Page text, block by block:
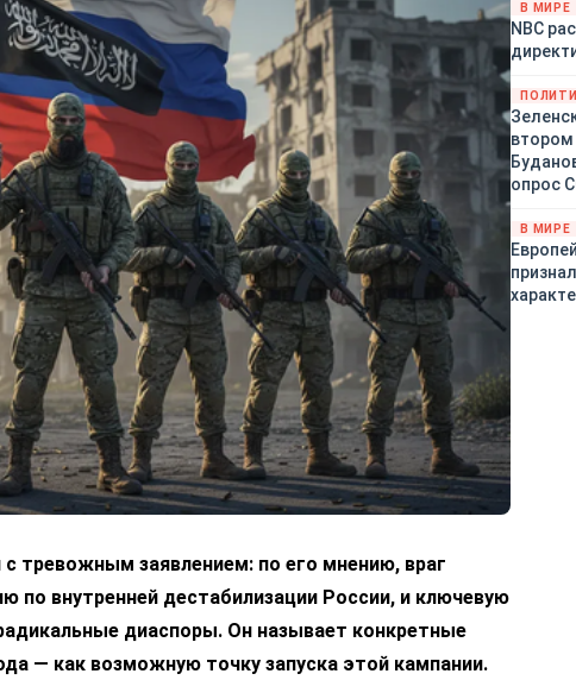
тревожным заявлением: по его мнению, враг
по внутренней дестабилизации России, и ключевую
диаспоры. Он называет конкретные
— как возможную точку запуска этой кампании.
во
в США.
В МИРЕ
NBC
втором
опрос
В МИРЕ